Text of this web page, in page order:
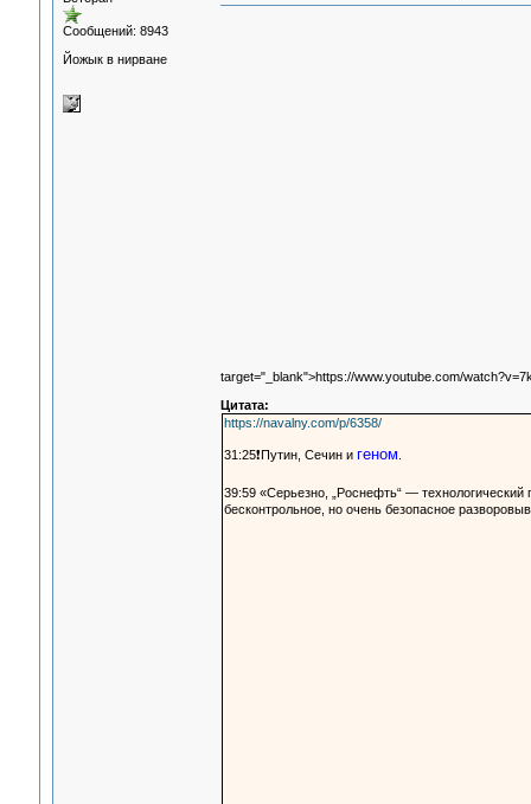
Сообщений: 8943
Йожык в нирване
target="_blank">https://www.youtube.com/
Цитата:
https://navalny.com/p/6358/
31:25❗️Путин, Сечин и геном
39:59 «Серьезно, „Роснефть“ — технологический
бесконтрольное, но очень безопасное